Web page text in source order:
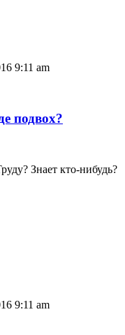
9:11 am
подвох?
Знает кто-нибудь?
9:11 am